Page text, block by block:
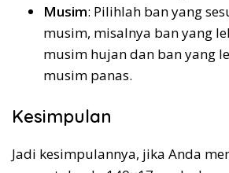
Musim: Pilihlah ban yang
musim, misalnya ban yang
musim hujan dan ban yang
musim panas.
Kesimpulan
Jadi kesimpulannya, jika Anda